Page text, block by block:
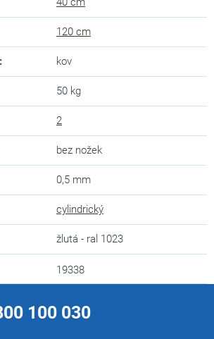
120 cm
: kov
50 kg
2
bez nožek
0,5 mm
cylindrický
žlutá - ral 1023
19338
100 030